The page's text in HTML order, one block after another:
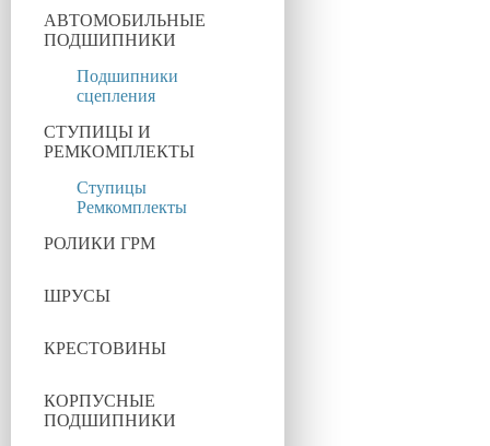
АВТОМОБИЛЬНЫЕ
ПОДШИПНИКИ
Подшипники
сцепления
СТУПИЦЫ И
РЕМКОМПЛЕКТЫ
Ступицы
Ремкомплекты
РОЛИКИ ГРМ
ШРУСЫ
КРЕСТОВИНЫ
КОРПУСНЫЕ
ПОДШИПНИКИ